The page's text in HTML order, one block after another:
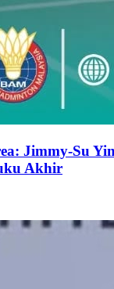
Jimmy-Su
Akhir